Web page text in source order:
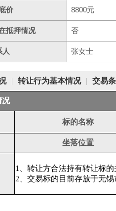
价 8800元
抵押情况 否
人 张女士
| 转让行为基本情况 | 交易
况
标的名称
坐落位置
1、转让方合法持有转让标
2、交易标的目前存放于无